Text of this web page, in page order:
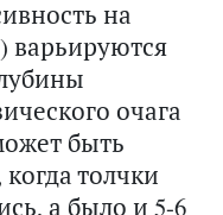
на
варьируются
очага
быть
толчки
а было и 5-6